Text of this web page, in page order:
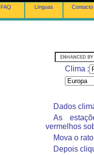
FAQ Línguas Contacto
Clima :
Dados
As
vermelhos
Mova o
Depois